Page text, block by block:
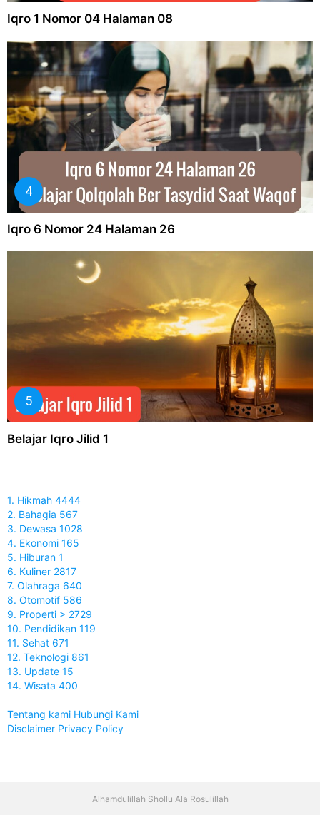
Iqro 1 Nomor 04 Halaman 08
Iqro 6 Nomor 24 Halaman 26
Belajar Iqro Jilid 1
1. Hikmah 4444
2. Bahagia 567
3. Dewasa 1028
4. Ekonomi 165
5. Hiburan 1
6. Kuliner 2817
7. Olahraga 640
8. Otomotif 586
9. Properti > 2729
10. Pendidikan 119
11. Sehat 671
12. Teknologi 861
13. Update 15
14. Wisata 400
Tentang kami Hubungi Kami
Disclaimer Privacy Policy
Alhamdulillah Shollu Ala Rosulillah